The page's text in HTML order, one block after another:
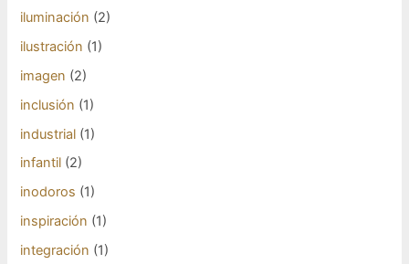
iluminación (2)
ilustración (1)
imagen (2)
inclusión (1)
industrial (1)
infantil (2)
inodoros (1)
inspiración (1)
integración (1)